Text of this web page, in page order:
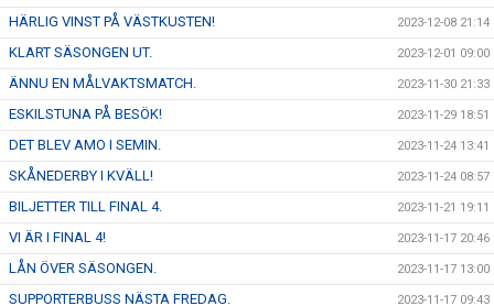
HÄRLIG VINST PÅ VÄSTKUSTEN! 2023-12-08 21:14
KLART SÄSONGEN UT. 2023-12-01 09:00
ÄNNU EN MÅLVAKTSMATCH. 2023-11-30 21:33
ESKILSTUNA PÅ BESÖK! 2023-11-29 18:51
DET BLEV AMO I SEMIN. 2023-11-24 13:41
SKÅNEDERBY I KVÄLL! 2023-11-24 08:57
BILJETTER TILL FINAL 4. 2023-11-21 19:11
VI ÄR I FINAL 4! 2023-11-17 20:46
LÅN ÖVER SÄSONGEN. 2023-11-17 13:00
SUPPORTERBUSS NÄSTA FREDAG. 2023-11-17 09:43